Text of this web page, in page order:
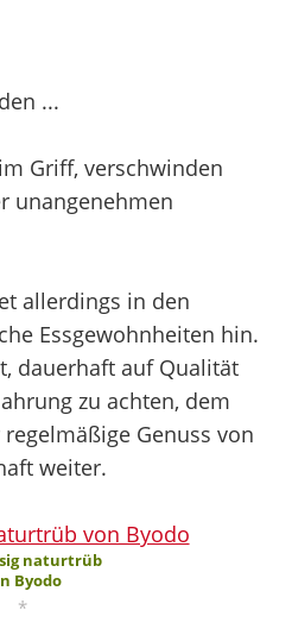
...
Griff, verschwinden
unangenehmen
allerdings in den
Essgewohnheiten hin.
dauerhaft auf Qualität
zu achten, dem
Genuss von
weiter.
naturtrüb
Byodo
*